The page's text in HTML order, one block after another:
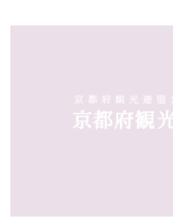
貸出 貸出台数...